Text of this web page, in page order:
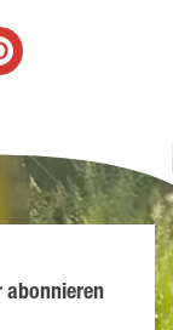
abonnieren